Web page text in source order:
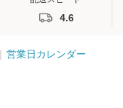
4.6
営業日カレンダー